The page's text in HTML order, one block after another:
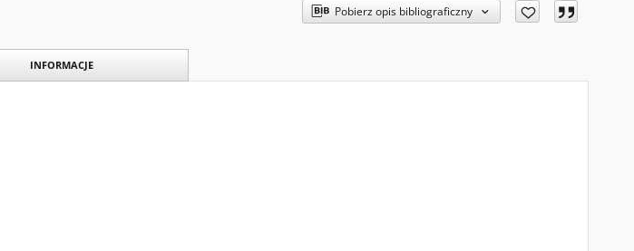
Pobierz opis bibliograficzny
INFORMACJE